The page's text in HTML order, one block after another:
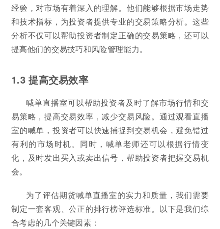
经验，对市场有着深入的理解。他们能够根据市场走势
和技术指标，为投资者提供专业的交易策略分析。这些
分析不仅可以帮助投资者制定正确的交易策略，还可以
提高他们的交易技巧和风险管理能力。
1.3 提高交易效率
喊单直播室可以帮助投资者及时了解市场行情和交
易策略，提高交易效率，减少交易风险。通过观看直播
室的喊单，投资者可以快速捕捉到交易机会，避免错过
有利的市场时机。同时，喊单老师还可以根据行情变
化，及时发出买入或卖出信号，帮助投资者把握交易机
会。
为了评估期货喊单直播室的实力和质量，我们需要
制定一套客观、公正的排行榜评选标准。以下是我们综
合考虑的几个关键因素：